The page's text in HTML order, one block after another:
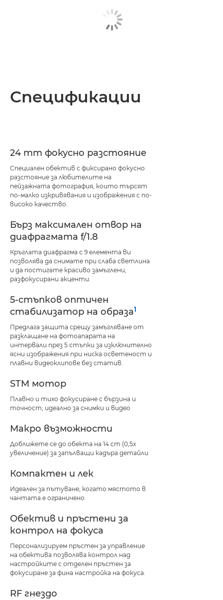
Спецификации
24 mm фокусно разстояние
Специален обектив с фиксирано фокусно
разстояние за любителите на
пейзажната фотография, които търсят
по-малко изкривявания и изображения с по-
високо качество.
Бърз максимален отвор на
диафрагмата f/1.8
Кръглата диафрагма с 9 елемента ви
позволява да снимате при слаба светлина
и да постигате красиво замъглени,
разфокусирани акценти.
5-стъпков оптичен
стабилизатор на образа1
Предлага защита срещу замъгляване от
разклащане на фотоапарата на
интервали през 5 стъпки за изключително
ясни изображения при ниска осветеност и
плавни видеоклипове без статив.
STM мотор
Плавно и тихо фокусиране с бързина и
точност; идеално за снимки и видео
Макро възможности
Доближете се до обекта на 14 cm (0,5x
увеличение) за запълващи кадъра детайли
Компактен и лек
Идеален за пътуване, когато мястото в
чантата е ограничено
Обектив и пръстени за
контрол на фокуса
Персонализируем пръстен за управление
на обектива позволява контрол над
настройките с отделен пръстен за
фокусиране за фина настройка на фокуса.
RF гнездо